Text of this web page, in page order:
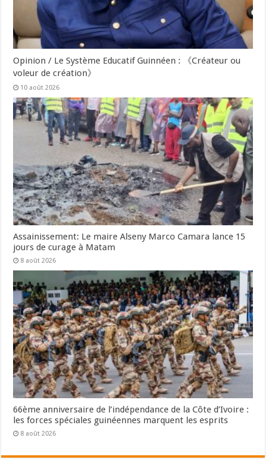
Opinion / Le Système Educatif Guinnéen : 《Créateur ou
voleur de création》
10 août 2026
Assainissement: Le maire Alseny Marco Camara lance 15
jours de curage à Matam
8 août 2026
66ème anniversaire de l’indépendance de la Côte d’Ivoire :
les forces spéciales guinéennes marquent les esprits
8 août 2026